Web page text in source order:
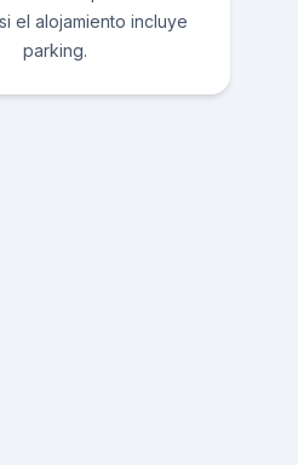
el alojamiento incluye
parking.